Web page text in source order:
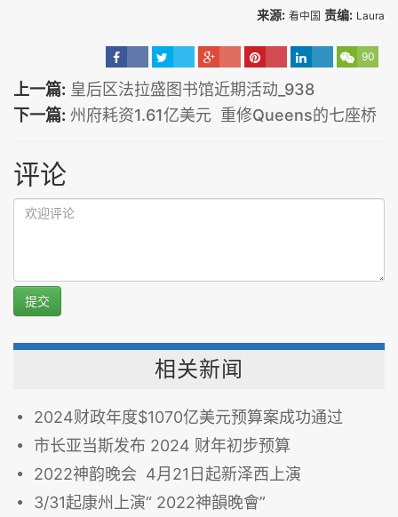
来源: 看中国 责编: Laura
90
上一篇: 皇后区法拉盛图书馆近期活动_938
下一篇: 州府耗资1.61亿美元 重修Queens的七座桥
评论
提交
相关新闻
2024财政年度$1070亿美元预算案成功通过
市长亚当斯发布 2024 财年初步预算
2022神韵晚会 4月21日起新泽西上演
3/31起康州上演“ 2022神韻晚會”